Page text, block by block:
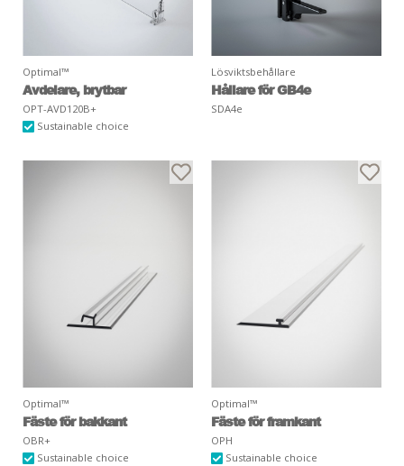
Optimal™
Avdelare, brytbar
OPT-AVD120B+
Sustainable choice
Lösviktsbehållare
Hållare för GB4e
SDA4e
Optimal™
Fäste för bakkant
OBR+
Sustainable choice
Optimal™
Fäste för framkant
OPH
Sustainable choice